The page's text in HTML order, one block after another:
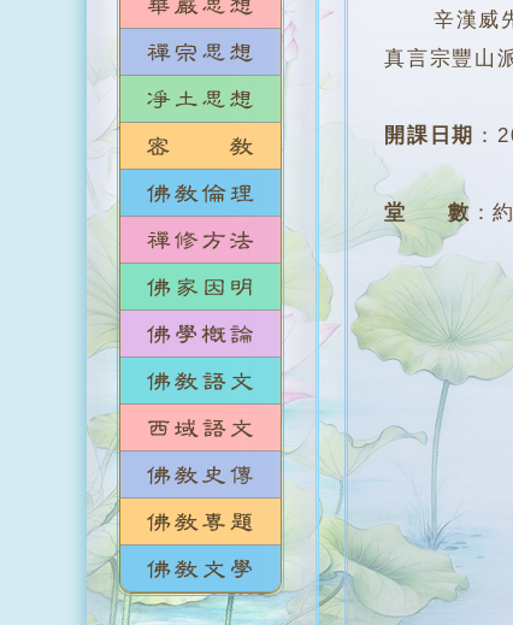
辛漢威先
真言宗豐山
開課日期 ：
堂 數 ：